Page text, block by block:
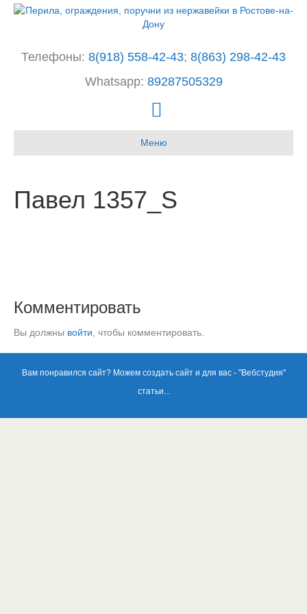
Телефоны: 8(918) 558-42-43; 8(863) 298-42-43
Whatsapp: 89287505329
n
s
Меню
Павел 1357_S
Комментировать
Вы должны войти , чтобы комментировать.
Вам понравился сайт? Можем создать сайт и для вас - "Вебстудия"
статьи...